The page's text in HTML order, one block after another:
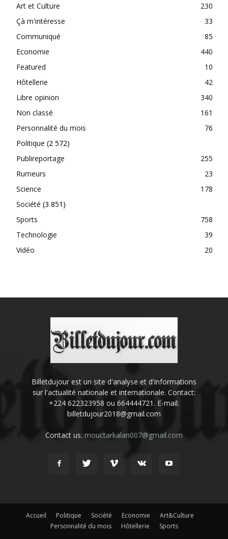
Art et Culture
230
Çà m'intéresse
33
Communiqué
85
Economie
440
Featured
10
Hôtellerie
42
Libre opinion
340
Non classé
161
Personnalité du mois
76
Politique (2 572)
Publireportage
255
Rumeurs
23
Science
178
Société (3 851)
Sports
758
Technologie
39
Vidéo
20
Billetdujour est un site d'analyse et d'informations
sur l'actualité nationale et internationale. Contact:
+224 622323958 ou 664444721. E-mail:
billetdujour2018@gmail.com
Contact us: mouctarkalan007@gmail.com
Accueil Politique Société Economie
Art&Culture
Personnalité du mois
Hôtellerie Sports